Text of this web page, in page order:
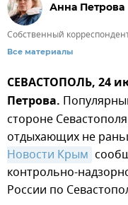
Анна Петрова
Собственный
Все материалы
СЕВАСТОПОЛЬ, 24
Петрова.
стороне
отдыхающих не
Новости Крым
контрольно-
России по